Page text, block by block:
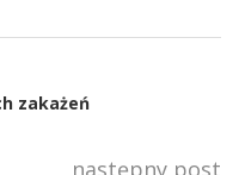
zakażeń
następny post